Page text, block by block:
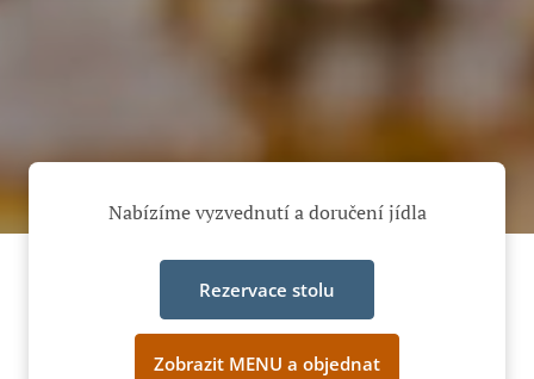
Nabízíme vyzvednutí a doručení jídla
Rezervace stolu
Zobrazit MENU a objednat